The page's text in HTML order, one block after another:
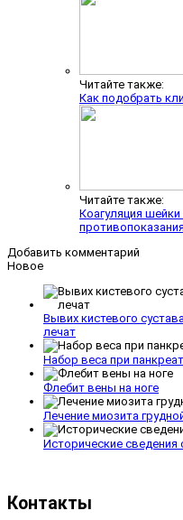
Читайте также:
Как подобрать
Читайте также:
Коагуляция
противопоказания
Добавить комментарий
Новое
Вывих кистевого
лечат
Набор веса при
Флебит вены на ноге
Лечение миозита
Исторические
Контакты